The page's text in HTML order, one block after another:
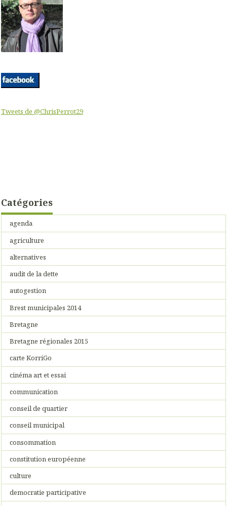
Tweets de @ChrisPerrot29
Catégories
agenda
agriculture
alternatives
audit de la dette
autogestion
Brest municipales 2014
Bretagne
Bretagne régionales 2015
carte KorriGo
cinéma art et essai
communication
conseil de quartier
conseil municipal
consommation
constitution européenne
culture
democratie participative